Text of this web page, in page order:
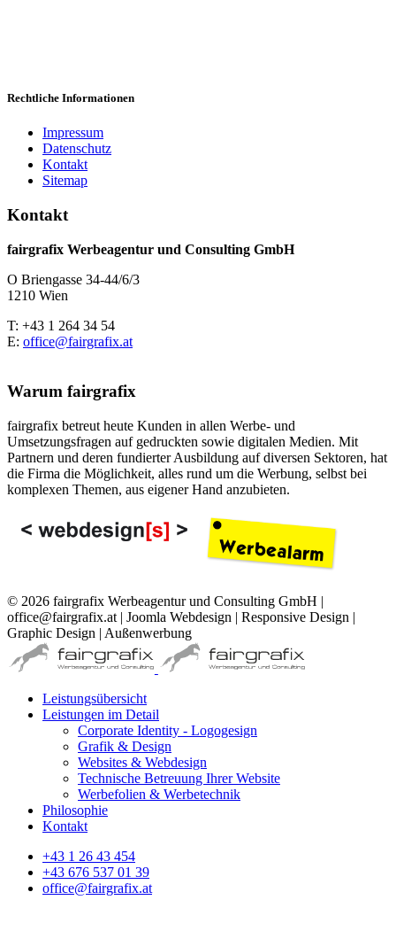
Rechtliche Informationen
Impressum
Datenschutz
Kontakt
Sitemap
Kontakt
fairgrafix Werbeagentur und Consulting GmbH
O Briengasse 34-44/6/3
1210 Wien
T: +43 1 264 34 54
E: office@fairgrafix.at
Warum fairgrafix
fairgrafix betreut heute Kunden in allen Werbe- und
Umsetzungsfragen auf gedruckten sowie digitalen Medien. Mit
Partnern und deren fundierter Ausbildung auf diversen Sektoren, hat
die Firma die Möglichkeit, alles rund um die Werbung, selbst bei
komplexen Themen, aus eigener Hand anzubieten.
© 2026 fairgrafix Werbeagentur und Consulting GmbH |
office@fairgrafix.at | Joomla Webdesign | Responsive Design |
Graphic Design | Außenwerbung
Leistungsübersicht
Leistungen im Detail
Corporate Identity - Logogesign
Grafik & Design
Websites & Webdesign
Technische Betreuung Ihrer Website
Werbefolien & Werbetechnik
Philosophie
Kontakt
+43 1 26 43 454
+43 676 537 01 39
office@fairgrafix.at